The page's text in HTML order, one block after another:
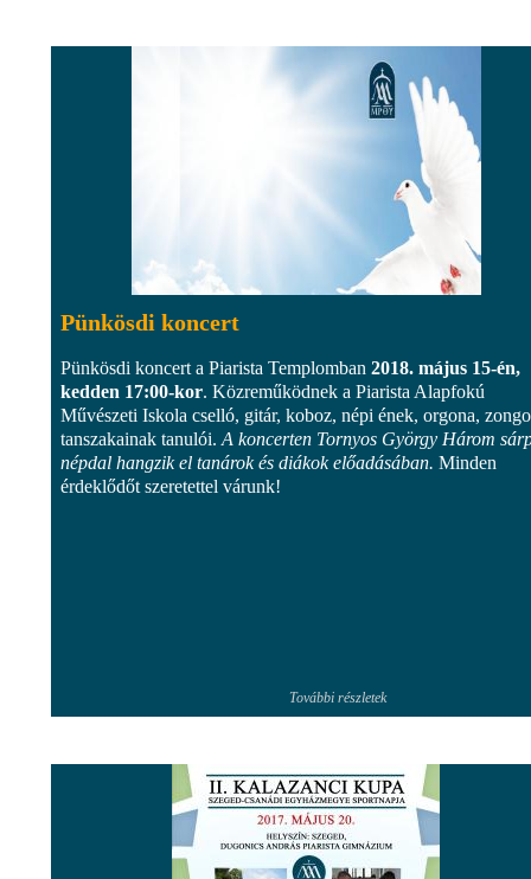
Pünkösdi koncert
Pünkösdi koncert a Piarista Templomban 2018. május 15-én,
kedden 17:00-kor. Közreműködnek a Piarista Alapfokú
Művészeti Iskola cselló, gitár, koboz, népi ének, orgona,
tanszakainak tanulói. A koncerten Tornyos György Három
népdal hangzik el tanárok és diákok előadásában. Minden
érdeklődőt szeretettel várunk!
További részletek